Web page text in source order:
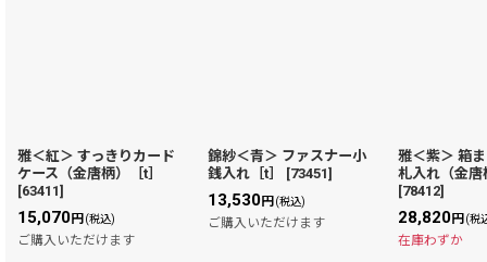
雅＜紅＞ すっきりカード
ケース（金唐柄）［t］
[63411]
15,070円 (税込)
ご購入いただけます
錦紗＜青＞ ファスナー小
銭入れ［t］
[73451]
13,530円 (税込)
ご購入いただけます
雅＜紫＞ 箱
札入れ（金唐
[78412]
28,820円 (税
在庫わずか